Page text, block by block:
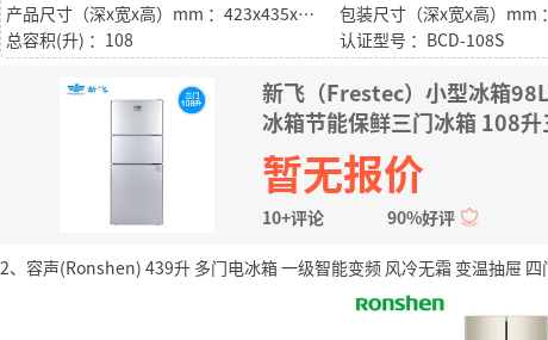
产品尺寸（深x宽x高）mm ：423x435x1116mm
总容积(升) ：108
认证型号 ：BCD-108S
新飞（Frestec）小型冰箱
冰箱节能保鲜三门冰箱 108
暂无报价
10+评论 90%好评
2、容声(Ronshen) 439升 多门电冰箱 一级智能变频 风冷无霜 变温抽屉 四